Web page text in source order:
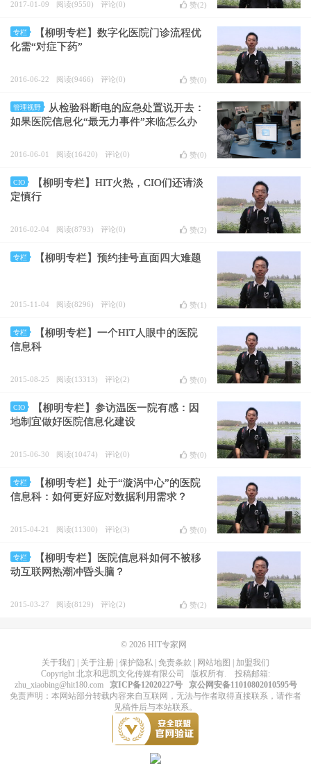
2017-01-09 阅读(9550) 评论(0) 赞(2)
专栏
【柳明专栏】数字化医院门诊流程优
化需“对症下药”
2016-06-22 阅读(9466) 评论(0) 赞(0)
管理视野
从检验科断电的应急处置说开去：
如果医院信息化“最无力事件”来临怎么办
2016-06-01 阅读(16420) 评论(0) 赞(0)
CIO
【柳明专栏】HIT火热，CIO们还请淡
定慎行
2016-02-04 阅读(8793) 评论(0) 赞(2)
专栏 【柳明专栏】预约挂号直面四大难题
2015-11-04 阅读(8296) 评论(0) 赞(1 )
专栏
【柳明专栏】一个HIT人眼中的医院
信息科
2015-08-25 阅读(13313) 评论(2) 赞(0)
CIO
【柳明专栏】参访温医一院有感：因
地制宜做好医院信息化建设
2015-06-30 阅读(10474) 评论(0) 赞(0)
专栏
【柳明专栏】处于“漩涡中心”的医院
信息科：如何更好应对数据利用需求？
2015-04-21 阅读(11300) 评论(3) 赞(0)
专栏
【柳明专栏】医院信息科如何不被移
动互联网热潮冲昏头脑？
2015-03-27 阅读(8129) 评论(2) 赞(2)
© 2026 HIT专家网
关于我们
关于注册 保护隐私 免责条款 网站地图
加盟我们
Copyright 北京和思凯文化传媒有限公司 版权所有. 投稿邮箱:
zhu_xiaobing@hit180.com
京ICP备12020227号
京公网安备11010802010595号
免责声明：本网站部分转载内容来自互联网，无法与作者取得直接联系，请作者
见稿件后与本站联系。